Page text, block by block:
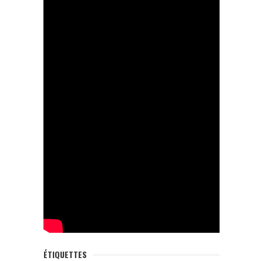
ÉTIQUETTES